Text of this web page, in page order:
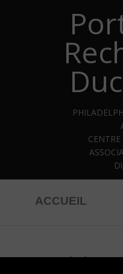
Retourner au contenu
ACCUEIL
Association